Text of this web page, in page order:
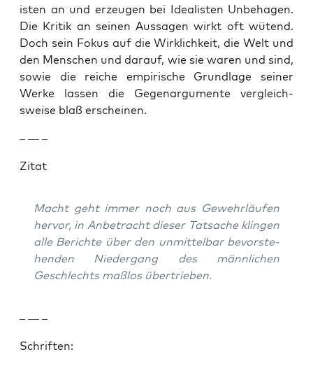
is­ten an und erzeu­gen bei Ide­al­is­ten Unbe­ha­gen.
Die Kri­tik an seinen Aus­sagen wirkt oft wütend.
Doch sein Fokus auf die Wirk­lichkeit, die Welt und
den Men­schen und darauf, wie sie waren und sind,
sowie die reiche empirische Grund­lage sein­er
Werke lassen die Gege­nar­gu­mente ver­gle­ich­
sweise blaß erscheinen.
– — –
Zitat
Macht geht immer noch aus Gewehrläufen
her­vor, in Anbe­tra­cht dieser Tat­sache klin­gen
alle Berichte über den unmit­tel­bar bevorste­
hen­den Nieder­gang des männlichen
Geschlechts maß­los über­trieben.
– — –
Schriften: